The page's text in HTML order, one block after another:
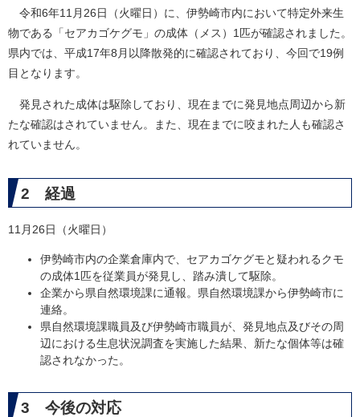
令和6年11月26日（火曜日）に、伊勢崎市内において特定外来生
物である「セアカゴケグモ」の成体（メス）1匹が確認されました。
県内では、平成17年8月以降散発的に確認されており、今回で19例
目となります。
発見された成体は駆除しており、現在までに発見地点周辺から新
たな確認はされていません。また、現在までに咬まれた人も確認さ
れていません。
2 経過
11月26日（火曜日）
伊勢崎市内の企業倉庫内で、セアカゴケグモと疑われるクモ
の成体1匹を従業員が発見し、踏み潰して駆除。
企業から県自然環境課に通報。県自然環境課から伊勢崎市に
連絡。
県自然環境課職員及び伊勢崎市職員が、発見地点及びその周
辺における生息状況調査を実施した結果、新たな個体等は確
認されなかった。
3 今後の対応